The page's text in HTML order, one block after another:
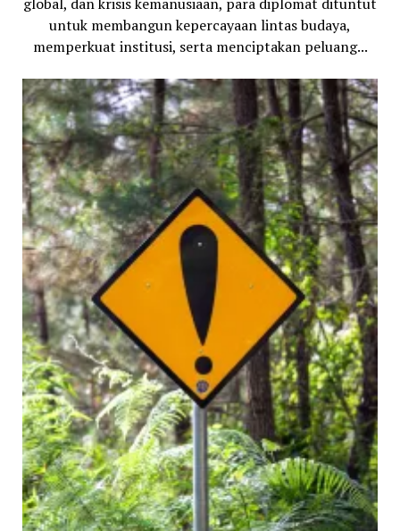
untuk membangun kepercayaan lintas budaya,
memperkuat institusi, serta menciptakan peluang...